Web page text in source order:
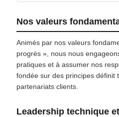
Nos valeurs
Animés par nos valeurs
progrès », nous nous
pratiques et à assumer nos
fondée sur des principes définit
partenariats clients.
Leadership technique